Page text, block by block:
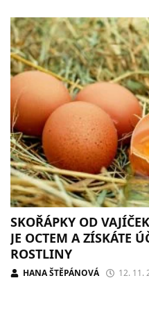
SKOŘÁPKY OD
JE OCTEM A ZÍSKÁTE
ROSTLINY
HANA ŠTĚPÁNOVÁ 12. 11.